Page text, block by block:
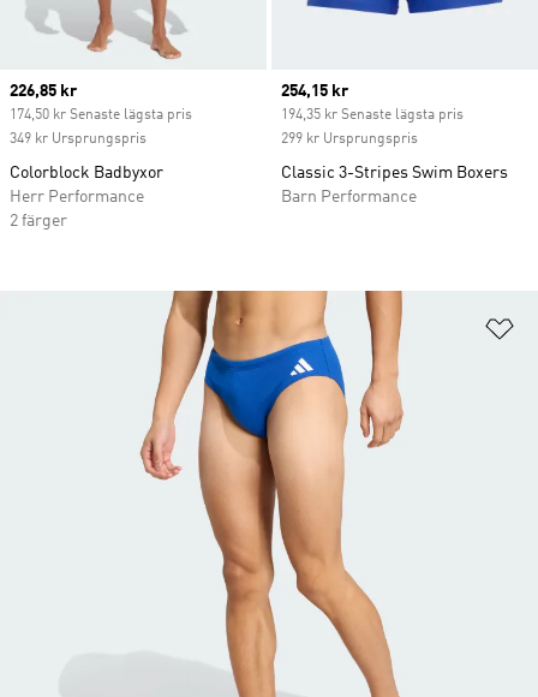
Current price
226,85 kr
174,50 kr Senaste lägsta pris
349 kr Ursprungspris
Colorblock Badbyxor
Herr Performance
2 färger
Current price
254,15 kr
194,35 kr Senaste lägsta pris
299 kr Ursprungspris
Classic 3-Stripes Swim Boxers
Barn Performance